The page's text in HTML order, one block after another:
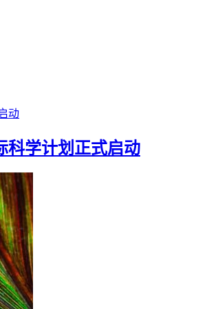
科学计划正式启动